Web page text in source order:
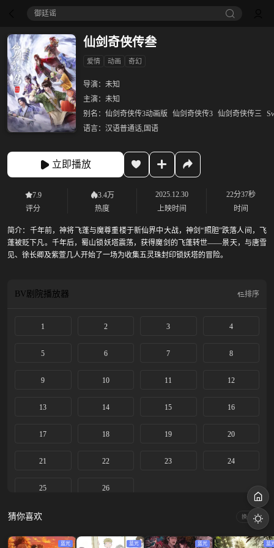
御廷谣‎
仙剑奇侠传叁
爱情 动画 奇幻
导演： 未知
主演： 未知
别名： 仙剑奇侠传3动画版 仙剑奇侠传3 仙剑奇侠传三
语言： 汉语普通话,国语
立即播放
7.9
评分
3.4万
热度
2025.12.30
上映时间
22分37秒
时间
简介： 千年前，神将飞蓬与魔尊重楼于新仙界中大战，神剑“照胆”跌落人间，飞
蓬被贬下凡。千年后，蜀山锁妖塔震荡，获得魔剑的飞蓬转世——景天，与唐雪
见、徐长卿及紫萱几人开始了一场为收集五灵珠封印锁妖塔的冒险。
BV剧院播放器 排序
1 2 3 4
5 6 7 8
9 10 11 12
13 14 15 16
17 18 19 20
21 22 23 24
25 26
猜你喜欢 换一换
蓝光 蓝光 蓝光 蓝